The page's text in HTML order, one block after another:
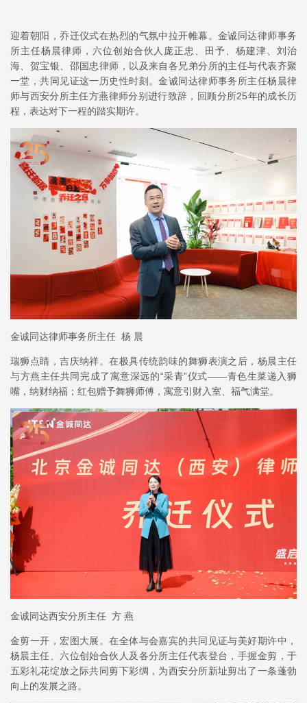
迎着朝阳，乔迁仪式在热烈的气氛中拉开帷幕。金诚同达律师事务
所主任杨晨律师，六位创始合伙人庞正忠、田予、杨建津、刘治
海、贺宝银、邵国忠律师，以及来自各兄弟分所的主任与代表齐聚
一堂，共同见证这一历史性时刻。金诚同达律师事务所主任杨晨律
师与西安分所主任方燕律师分别进行致辞，回顾分所25年的成长历
程，表达对下一程的踏实期许。
金诚同达律师事务所主任 杨 晨
瑞狮点睛，吉庆纳祥。在极具传统韵味的舞狮表演之后，杨晨主任
与方燕主任共同完成了寓意深远的“采青”仪式——青色生菜递入狮
嘴，纳财纳福；红包赠予舞狮师傅，寓意引财入室、福气满堂。
金诚同达西安分所主任 方 燕
金剪一开，宏图大展。在全体与会嘉宾的共同见证与美好期许中，
杨晨主任、六位创始合伙人及各分所主任代表登台，手握金剪，于
五彩礼花绽放之际共同剪下彩绸，为西安分所新址剪出了一条蓬勃
向上的发展之路。